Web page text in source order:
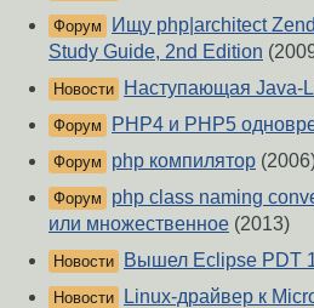
Форум
Ищу php|architect
Study Guide, 2nd Edition
Новости Наступающая Java-
Форум PHP4 и PHP5
Форум php компилятор
Форум
php class naming
или множественное (2013)
Новости Вышел Eclipse PDT
Новости Linux-драйвер к